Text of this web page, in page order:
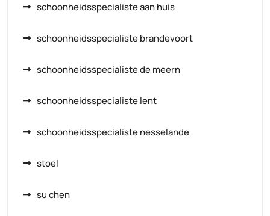
schoonheidsspecialiste aan huis
schoonheidsspecialiste brandevoort
schoonheidsspecialiste de meern
schoonheidsspecialiste lent
schoonheidsspecialiste nesselande
stoel
su chen